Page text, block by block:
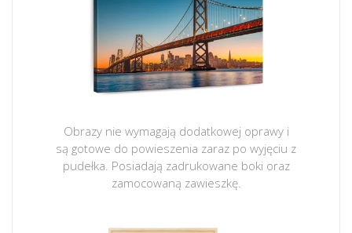
Obrazy nie wymagają dodatkowej oprawy i
są gotowe do powieszenia zaraz po wyjęciu z
pudełka. Posiadają zadrukowane boki oraz
zamocowaną zawieszkę.